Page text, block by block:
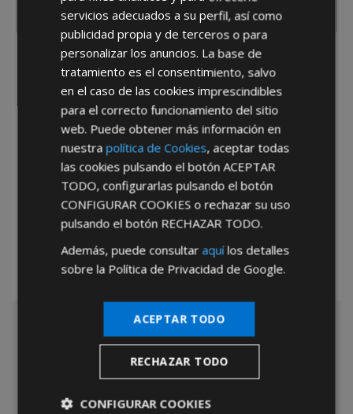
He leído y acepto laPolítica de Privacidad
*Abstenerse particulares, sólo venta a tiendas y empresas minoristas y
mayoristas.
servicios adecuados a su perfil, así como
publicidad propia y de terceros o para
personalizar los anuncios. La base de
tratamiento es el consentimiento, salvo
en el caso de las cookies imprescindibles
para el correcto funcionamiento del sitio
web. Puede obtener más información en
nuestrapolítica de Cookies, aceptar todas
las cookies pulsando el botónACEPTAR
TODO, configurarlas pulsando el botón
CONFIGURAR COOKIES o rechazar su uso
pulsando el botón RECHAZAR TODO.
Además, puede consultar aquílos detalles
sobre la Política de Privacidad de Google.
ACEPTAR TODO
RECHAZAR TODO
CONFIGURAR COOKIES